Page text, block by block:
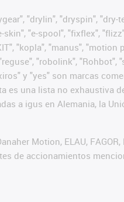
"drylin", "dryspin", "dry-
"e-spool", "fixflex",
"kopla", "manus", "motion
"robolink", "Rohbot",
y "yes" son marcas
es una lista no exhaustiva
a igus en Alemania, la
Motion, ELAU, FAGOR,
de accionamientos